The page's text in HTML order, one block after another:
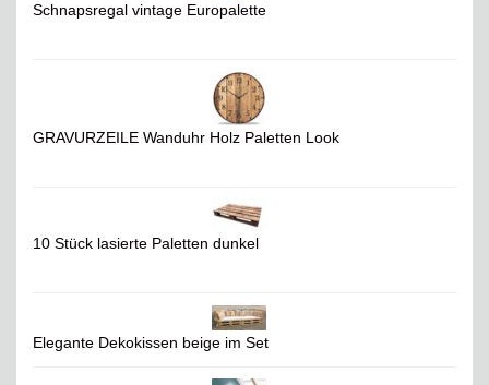
Schnapsregal vintage Europalette
GRAVURZEILE Wanduhr Holz Paletten Look
10 Stück lasierte Paletten dunkel
Elegante Dekokissen beige im Set